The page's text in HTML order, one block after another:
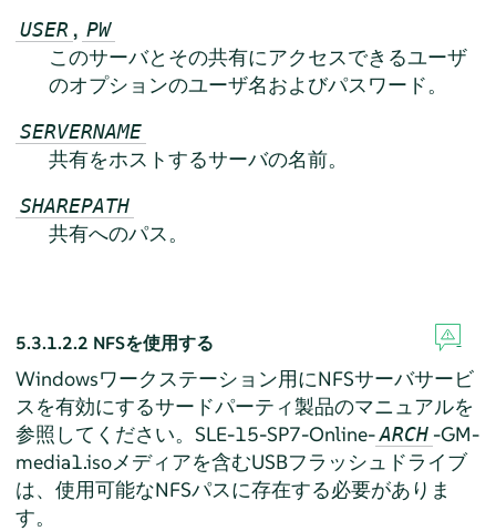
USER , PW
このサーバとその共有にアクセスできるユーザ
のオプションのユーザ名およびパスワード。
SERVERNAME
共有をホストするサーバの名前。
SHAREPATH
共有へのパス。
5.3.1.2.2 NFSを使用する
Windowsワークステーション用にNFSサーバサービ
スを有効にするサードパーティ製品のマニュアルを
参照してください。SLE-15-SP7-Online-ARCH -GM-
media1.isoメディアを含むUSBフラッシュドライブ
は、使用可能なNFSパスに存在する必要がありま
す。